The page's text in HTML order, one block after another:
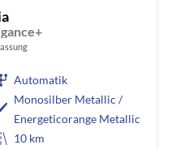
Automatik
Monosilber Metallic /
Energeticorange Metallic
10 km